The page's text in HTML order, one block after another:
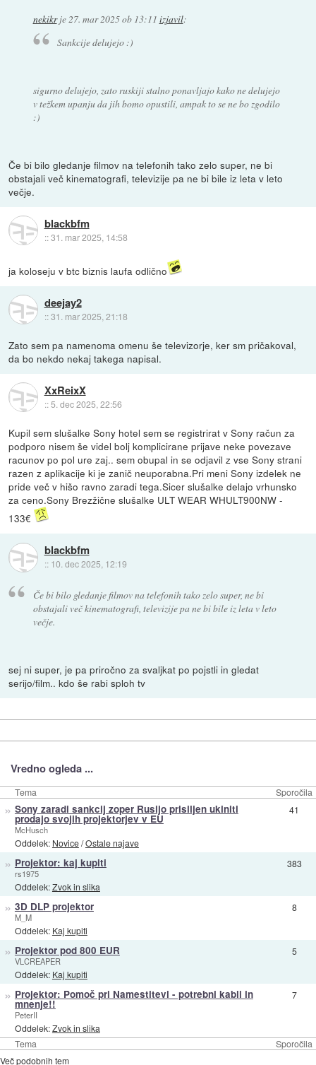
nekikrje27. mar 2025 ob 13:11 izjavil:
Sankcije delujejo :)
sigurno delujejo, zato ruskiji stalno ponavljajo kako ne delujejo
v težkem upanju da jih bomo opustili, ampak to se ne bo zgodilo
:)
Če bi bilo gledanje filmov na telefonih tako zelo super, ne bi
obstajali več kinematografi, televizije pa ne bi bile iz leta v leto
večje.
blackbfm
::31. mar 2025, 14:58
ja koloseju v btc biznis laufa odlično
deejay2
::31. mar 2025, 21:18
Zato sem pa namenoma omenu še televizorje, ker sm pričakoval,
da bo nekdo nekaj takega napisal.
XxReixX
::5. dec 2025, 22:56
Kupil sem slušalke Sony hotel sem se registrirat v Sony račun za
podporo nisem še videl bolj komplicirane prijave neke povezave
racunov po pol ure zaj.. sem obupal in se odjavil z vse Sony strani
razen z aplikacije ki je zanič neuporabna.Pri meni Sony izdelek ne
pride več v hišo ravno zaradi tega.Sicer slušalke delajo vrhunsko
za ceno.Sony Brezžične slušalke ULT WEAR WHULT900NW -
133€
blackbfm
:: 10. dec 2025, 12:19
Če bi bilo gledanje filmov na telefonih tako zelo super, ne bi
obstajali več kinematografi, televizije pa ne bi bile iz leta v leto
večje.
sej ni super, je pa priročno za svaljkat po pojstli in gledat
serijo/film.. kdo še rabi sploh tv
Vredno ogleda ...
Tema Sporočila
Tema Sporočila
» Sony zaradi sankcij zoper Rusijo prisiljen ukiniti
prodajo svojih projektorjev v EU
McHusch
Oddelek: Novice/Ostale najave
41
» Projektor: kaj kupiti
rs1975
Oddelek:Zvok in slika
383
» 3D DLP projektor
M_M
Oddelek: Kaj kupiti
8
» Projektor pod 800 EUR
VLCREAPER
Oddelek: Kaj kupiti
5
» Projektor: Pomoč pri Namestitevi - potrebni kabli in
mnenje!!
PeterII
Oddelek:Zvok in slika
7
Več podobnih tem